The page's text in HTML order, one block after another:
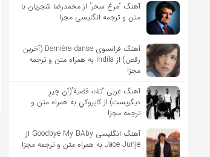
آهنگ “مرغ سحر” از محمدرضا شجریان با
متن و ترجمه انگلیسی مجزا
آهنگ فرانسوی Dernière danse (آخرین
رقص) از Indila به همراه متن و ترجمه
مجزا
آهنگ عربی “تلك قضية”(آن چیزِ
دیگریست) از كايروكي به همراه متن و
ترجمه مجزا
آهنگ انگلیسی Goodbye My BAby از
Jace Junje به همراه متن و ترجمه مجزا